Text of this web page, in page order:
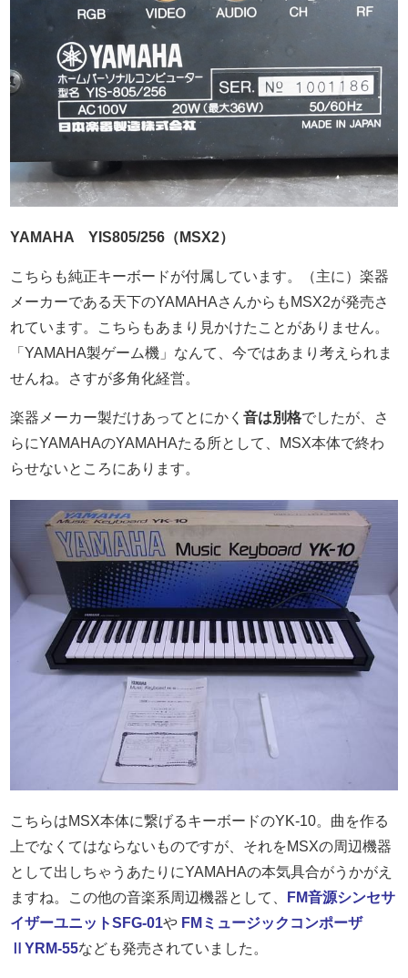
YAMAHA YIS805/256（MSX2）
こちらも純正キーボードが付属しています。（主に）楽器
メーカーである天下のYAMAHAさんからもMSX2が発売さ
れています。こちらもあまり見かけたことがありません。
「YAMAHA製ゲーム機」なんて、今ではあまり考えられま
せんね。さすが多角化経営。
楽器メーカー製だけあってとにかく音は別格でしたが、さ
らにYAMAHAのYAMAHAたる所として、MSX本体で終わ
らせないところにあります。
こちらはMSX本体に繋げるキーボードのYK-10。曲を作る
上でなくてはならないものですが、それをMSXの周辺機器
として出しちゃうあたりにYAMAHAの本気具合がうかがえ
ますね。この他の音楽系周辺機器として、
FM音源シンセサ
イザーユニットSFG-01や FMミュージックコンポーザ
ⅡYRM-55なども発売されていました。